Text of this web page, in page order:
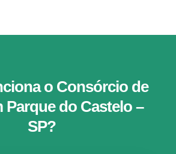
o Consórcio de
Parque do Castelo –
SP?